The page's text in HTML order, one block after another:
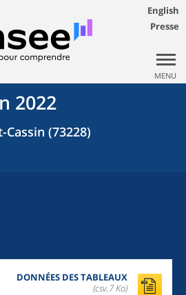
English
Presse
MENU
2022
(73228)
DONNÉES DES TABLEAUX
(csv,7 Ko)